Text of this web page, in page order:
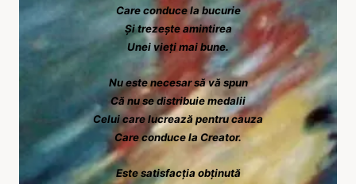
Care conduce la bucurie
Și trezește amintirea
Unei vieți mai bune.
Nu este necesar să vă spun
Că nu se distribuie medalii
Celui care lucrează pentru cauza
Care conduce la Creator.
Este satisfacția obținută